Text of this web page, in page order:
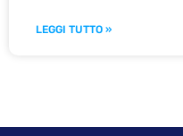
LEGGI TUTTO »